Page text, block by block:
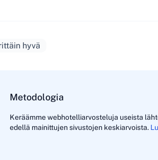
hyvä
Metodologia
Keräämme webhotelliarvosteluja useista
edellä mainittujen sivustojen keskiarvoista.